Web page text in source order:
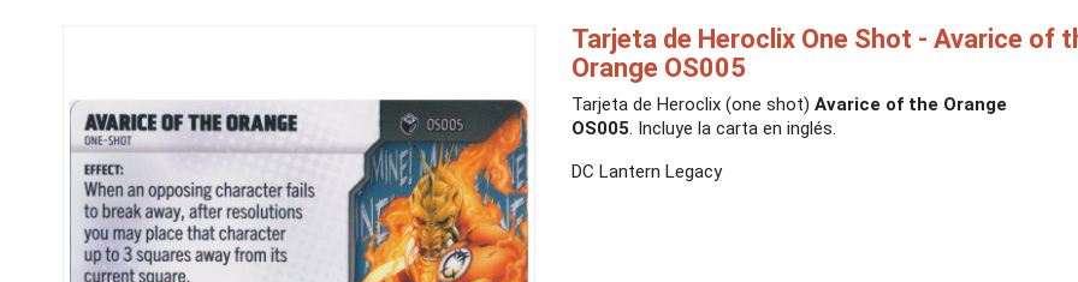
Tarjeta de Heroclix One Shot - Avarice of
Orange OS005
Tarjeta de Heroclix (one shot)Avarice of the Orange
OS005. Incluye la carta en inglés.
DC Lantern Legacy